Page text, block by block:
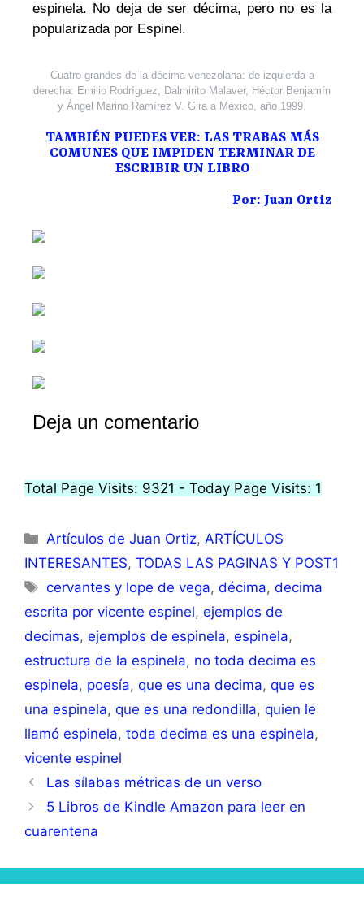
espinela. No deja de ser décima, pero no es la
popularizada por Espinel.
Cuatro grandes de la décima venezolana: de izquierda a
derecha: Emilio Rodríguez, Dalmirito Malaver, Héctor Benjamín
y Ángel Marino Ramírez V. Gira a México, año 1999.
TAMBIÉN PUEDES VER: LAS TRABAS MÁS
COMUNES QUE IMPIDEN TERMINAR DE
ESCRIBIR UN LIBRO
Por: Juan Ortiz
Deja un comentario
Total Page Visits: 9321 - Today Page Visits: 1
Artículos de Juan Ortiz,ARTÍCULOS
INTERESANTES, TODAS LAS PAGINAS Y POST1
cervantes y lope de vega,décima,decima
escrita por vicente espinel, ejemplos de
decimas, ejemplos de espinela, espinela,
estructura de la espinela, no toda decima es
espinela, poesía, que es una decima, que es
una espinela, que es una redondilla, quien le
llamó espinela, toda decima es una espinela,
vicente espinel
Las sílabas métricas de un verso
5 Libros de Kindle Amazon para leer en
cuarentena